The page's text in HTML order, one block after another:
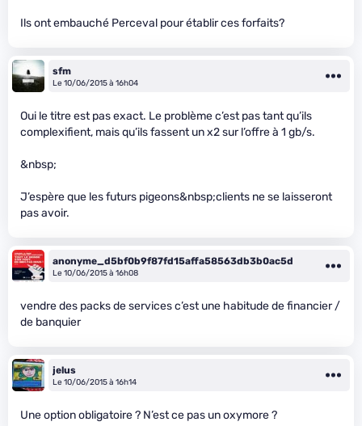
Ils ont embauché Perceval pour établir ces forfaits?
sfm
Le 10/06/2015 à 16h04
Oui le titre est pas exact. Le problème c’est pas tant qu’ils
complexifient, mais qu’ils fassent un x2 sur l’offre à 1 gb/s.
&nbsp;
J’espère que les futurs pigeons&nbsp;clients ne se laisseront
pas avoir.
anonyme_d5bf0b9f87fd15affa58563db3b0ac5d
Le 10/06/2015 à 16h08
vendre des packs de services c’est une habitude de financier /
de banquier
jelus
Le 10/06/2015 à 16h14
Une option obligatoire ? N’est ce pas un oxymore ?